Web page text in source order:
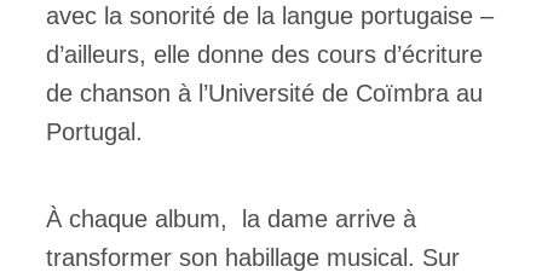
avec la sonorité de la langue portugaise –
d’ailleurs, elle donne des cours d’écriture
de chanson à l’Université de Coïmbra au
Portugal.
À chaque album, la dame arrive à
transformer son habillage musical. Sur